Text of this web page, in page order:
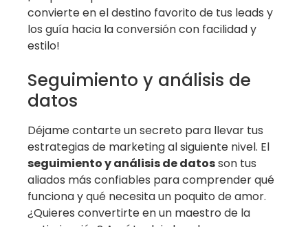
convierte en el destino favorito de tus leads y
los guía hacia la conversión con facilidad y
estilo!
Seguimiento y análisis de
datos
Déjame contarte un secreto para llevar tus
estrategias de marketing al siguiente nivel. El
seguimiento y análisis de datosson tus
aliados más confiables para comprender qué
funciona y qué necesita un poquito de amor.
¿Quieres convertirte en un maestro de la